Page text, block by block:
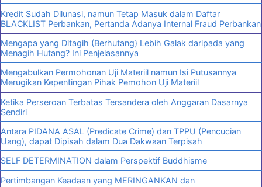
Kredit Sudah Dilunasi, namun Tetap Masuk dalam Daftar
BLACKLIST Perbankan, Pertanda Adanya Internal Fraud Perbankan
Mengapa yang Ditagih (Berhutang) Lebih Galak daripada yang
Menagih Hutang? Ini Penjelasannya
Mengabulkan Permohonan Uji Materiil namun Isi Putusannya
Merugikan Kepentingan Pihak Pemohon Uji Materiil
Ketika Perseroan Terbatas Tersandera oleh Anggaran Dasarnya
Sendiri
Antara PIDANA ASAL (Predicate Crime) dan TPPU (Pencucian
Uang), dapat Dipisah dalam Dua Dakwaan Terpisah
SELF DETERMINATION dalam Perspektif Buddhisme
Pertimbangan Keadaan yang MERINGANKAN dan